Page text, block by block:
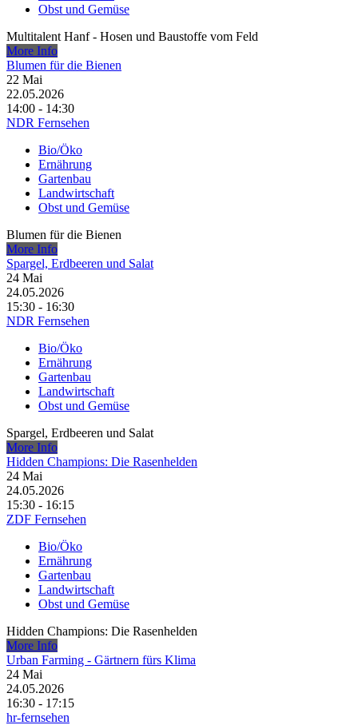
Obst und Gemüse
Multitalent Hanf - Hosen und Baustoffe vom Feld
More Info
Blumen für die Bienen
22 Mai
22.05.2026
14:00 - 14:30
NDR Fernsehen
Bio/Öko
Ernährung
Gartenbau
Landwirtschaft
Obst und Gemüse
Blumen für die Bienen
More Info
Spargel, Erdbeeren und Salat
24 Mai
24.05.2026
15:30 - 16:30
NDR Fernsehen
Bio/Öko
Ernährung
Gartenbau
Landwirtschaft
Obst und Gemüse
Spargel, Erdbeeren und Salat
More Info
Hidden Champions: Die Rasenhelden
24 Mai
24.05.2026
15:30 - 16:15
ZDF Fernsehen
Bio/Öko
Ernährung
Gartenbau
Landwirtschaft
Obst und Gemüse
Hidden Champions: Die Rasenhelden
More Info
Urban Farming - Gärtnern fürs Klima
24 Mai
24.05.2026
16:30 - 17:15
hr-fernsehen